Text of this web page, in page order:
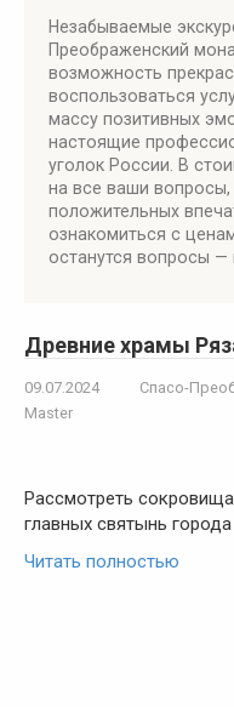
Незабываемые
Преображенский
возможность
воспользоваться
массу позитивных
настоящие
уголок России. В
на все ваши
положительных
ознакомиться с
останутся вопросы —
Древние храмы
09.07.2024 Спасо-
Master
Рассмотреть
главных святынь города
Читать полностью